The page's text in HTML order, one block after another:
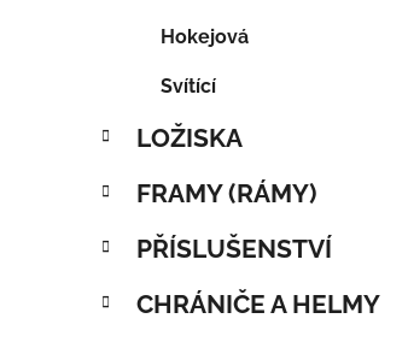
Hokejová
Svítící
LOŽISKA
FRAMY (RÁMY)
PŘÍSLUŠENSTVÍ
CHRÁNIČE A HELMY